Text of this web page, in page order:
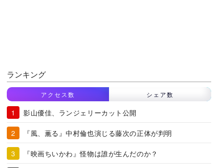
ランキング
アクセス数 シェア数
影山優佳、ランジェリーカット公開
『風、薫る』中村倫也演じる藤次の正体が判明
『映画ちいかわ』怪物は誰が生んだのか？